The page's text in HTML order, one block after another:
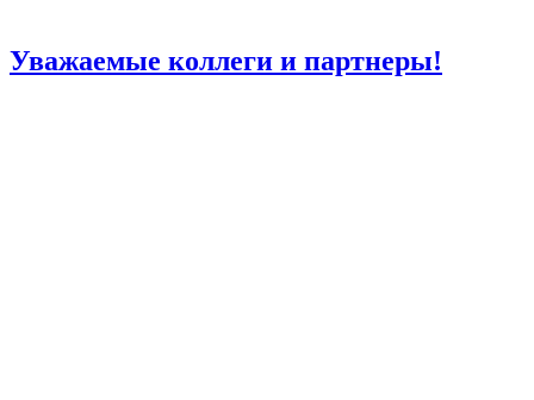
Уважаемые коллеги и партнеры!